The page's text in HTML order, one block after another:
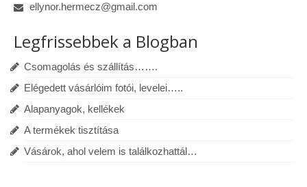
ellynor.hermecz@gmail.com
Legfrissebbek a Blogban
Csomagolás és szállítás…….
Elégedett vásárlóim fotói, levelei…..
Alapanyagok, kellékek
A termékek tisztítása
Vásárok, ahol velem is találkozhattál…